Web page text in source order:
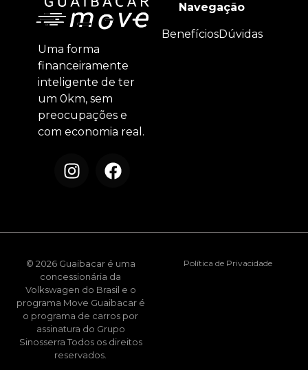
Uma forma
financeiramente
inteligente de ter
um 0km, sem
preocupações e
com economia real.
Navegação
BenefíciosDúvidas
© 2026 Guaibacar é uma
concessionária da
Volkswagen do Brasil e o
programa Move Guaibacar é
o programa de carros por
assinatura do Grupo
Sinosserra Todos os direitos
reservados.
Política de Privacidade